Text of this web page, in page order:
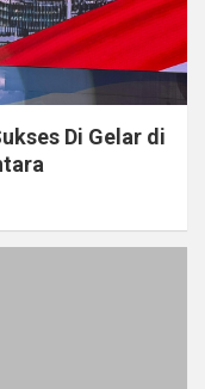
Di Gelar di